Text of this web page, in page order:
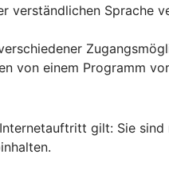
verständlichen Sprache
von einem Programm
gilt: Sie